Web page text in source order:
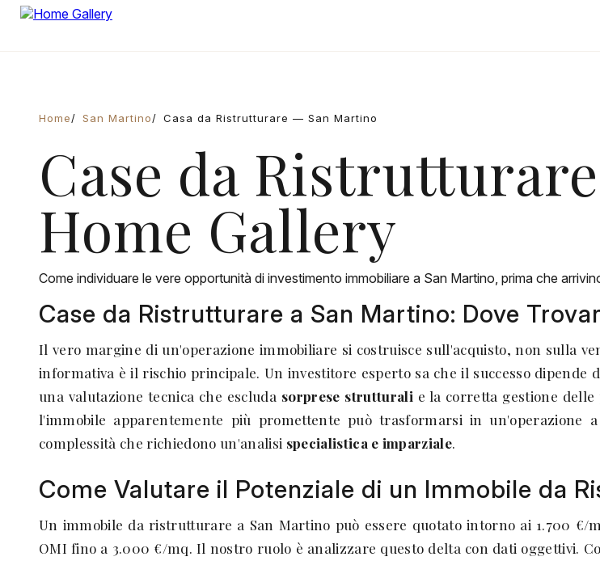
Home San Martino Casa da Ristrutturare — San Martino
Case da
Home Gallery
Come individuare le vere opportunità di investimento immobiliare a San Martino, prima che
Case da Ristrutturare a San Martino: Dove
Il vero margine di un'operazione immobiliare si costruisce sull'acquisto, non sulla
informativa è il rischio principale. Un investitore esperto sa che il successo
una valutazione tecnica che escluda sorprese strutturali e la corretta gestione
l'immobile apparentemente più promettente può trasformarsi in
complessità che richiedono un'analisi specialistica e imparziale.
Come Valutare il Potenziale di un Immobile da
Un immobile da ristrutturare a San Martino può essere quotato intorno ai 1.700
OMI fino a 3.000 €/mq. Il nostro ruolo è analizzare questo delta con dati oggettivi.